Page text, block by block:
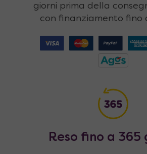
giorni prima della
con finanziamento fino
Reso fino a 365